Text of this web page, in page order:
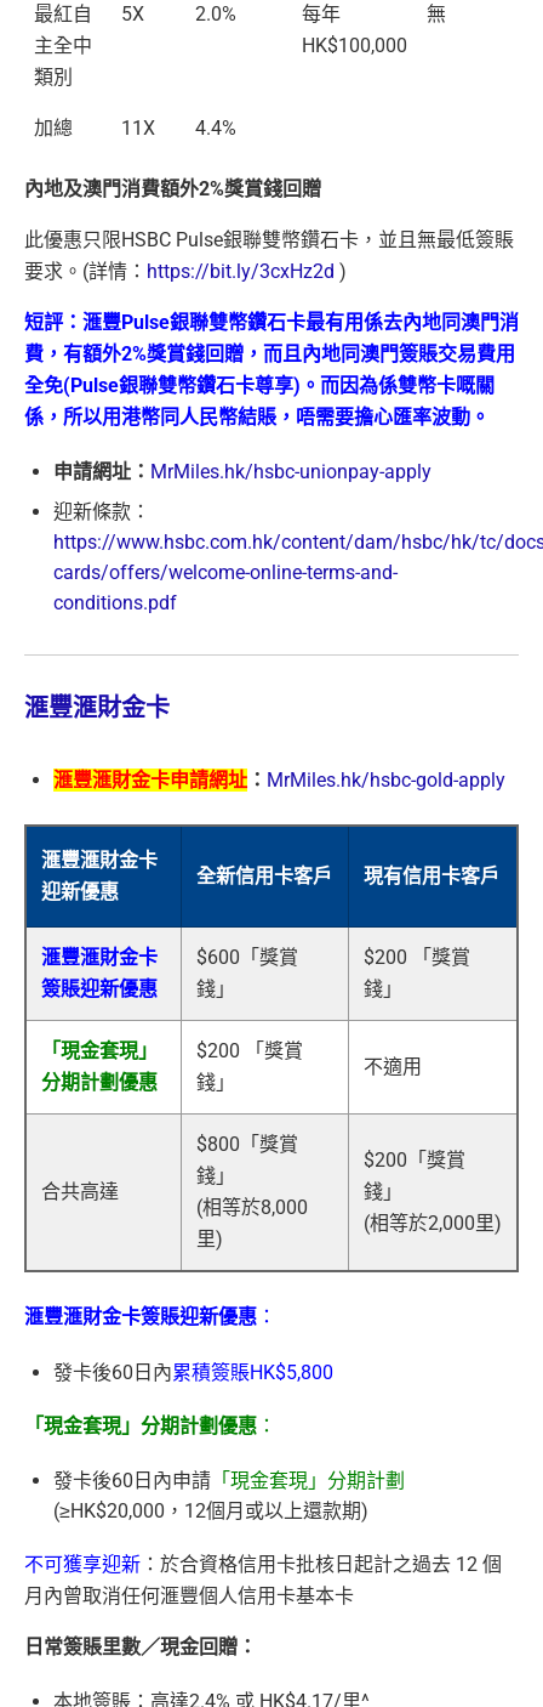
最紅自
主全中
類別
5X 2.0%
每年
HK$100,000
無
加總 11X 4.4%
內地及澳門消費額外2%獎賞錢回贈
此優惠只限HSBC Pulse銀聯雙幣鑽石卡，並且無最低簽賬
要求。(詳情： https://bit.ly/3cxHz2d )
短評：滙豐Pulse銀聯雙幣鑽石卡最有用係去內地同澳門消
費，有額外2%獎賞錢回贈，而且內地同澳門簽賬交易費用
全免(Pulse銀聯雙幣鑽石卡尊享)。而因為係雙幣卡嘅關
係，所以用港幣同人民幣結賬，唔需要擔心匯率波動。
申請網址： MrMiles.hk/hsbc-unionpay-apply
迎新條款：
https://www.hsbc.com.hk/content/dam/hsbc/hk/tc/
cards/offers/welcome-online-terms-and-
conditions.pdf
滙豐滙財金卡
滙豐滙財金卡申請網址 ： MrMiles.hk/hsbc-gold-apply
滙豐滙財金卡
迎新優惠
全新信用卡客戶 現有信用卡客戶
滙豐滙財金卡
簽賬迎新優惠
$600「獎賞
錢」
$200 「獎賞
錢」
「現金套現」
分期計劃優惠
$200 「獎賞
錢」
不適用
合共高達
$800「獎賞
錢」
(相等於8,000
里)
$200「獎賞
錢」
(相等於2,000里)
滙豐滙財金卡簽賬迎新優惠 ：
發卡後60日內累積簽賬HK$5,800
「現金套現」分期計劃優惠 ：
發卡後60日內申請 「現金套現」分期計劃
(≥HK$20,000，12個月或以上還款期)
不可獲享迎新 ：於合資格信用卡批核日起計之過去 12 個
月內曾取消任何滙豐個人信用卡基本卡
日常簽賬里數／現金回贈：
本地簽賬：高達2.4% 或 HK$4.17/里^